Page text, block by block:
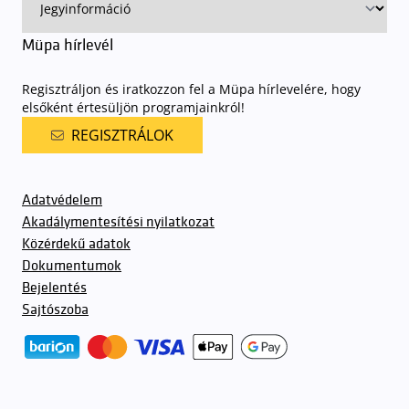
Müpa hírlevél
Regisztráljon és iratkozzon fel a Müpa hírlevelére, hogy
elsőként értesüljön programjainkról!
REGISZTRÁLOK
Adatvédelem
Akadálymentesítési nyilatkozat
Közérdekű adatok
Dokumentumok
Bejelentés
Sajtószoba